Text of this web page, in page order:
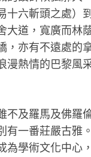
十六斬頭之處）
大道，寬廣而林
，亦有不遠處的
漫熱情的巴黎風
不及羅馬及佛羅
有一番莊嚴古雅
為學術文化中心